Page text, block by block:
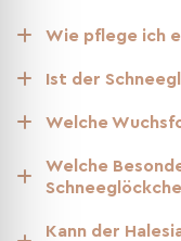
weiteren
Andere Kategorien
Alleebäume
Blühende Bäume
Bäume für kleine
Wie pflege ich
Ist der
Welche
Welche
Kann der